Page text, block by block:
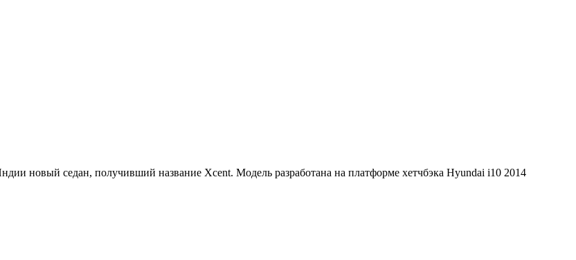
новый седан, получивший название Xcent. Модель разработана на платформе хетчбэка Hyundai i10 2014